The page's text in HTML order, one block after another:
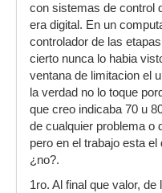
con sistemas de control
era digital. En un
controlador de las
cierto nunca lo habia
ventana de limitacion el
la verdad no lo toque
que creo indicaba 70 u
de cualquier problema o
pero en el trabajo esta
¿no?.
1ro. Al final que valor,